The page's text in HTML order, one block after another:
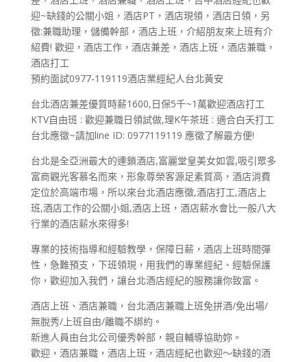
迎~缺錢的公關小姐，酒店PT，酒店現領，酒店日領，另
徵:兼職助理，儲備幹部，酒店上班，介紹朋友來上班有介
紹費! 歡迎，酒店工作，酒店兼差，酒店上班，酒店兼職，
酒店打工
預約面試0977-119119酒店業經紀人台北黃安
台北酒店兼差優質時薪1600,日保5千~1萬歡迎酒店打工
KTV自由班 : 歡迎兼職日領試做,理K午茶班 : 適合白天打工
台北應徵~請加line ID: 0977119119 應徵了解最方便!
台北是全亞洲最大的連鎖酒店,富麗堂皇美女如雲,吸引眾多
富商觀光客慕名而來，形象尊榮客源足素質高，酒店消費
定位於高端市場，所以來台北酒店應徵,酒店打工,酒店上
班,酒店工作的公關小姐,酒店上班，酒店薪水會比一般八大
行業的酒店薪水來得多!
專業的技術指導和經驗教學，保障日薪，酒店上班時間彈
性，急難預支，下班領現，用我們的專業經紀、經驗保護
你，歡迎加入我們，讓台北酒店經紀的服務讓你致富。
酒店上班、酒店兼職，台北酒店兼職上班免拼酒/免出場/
無脫秀/上班自由/離職不綁約。
新進人員由台北公司優秀幹部，親自輔導協助妳。
歡迎，酒店兼職，酒店上班，酒店經紀也歡迎～缺錢的酒